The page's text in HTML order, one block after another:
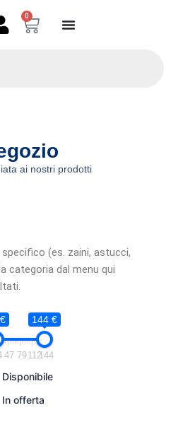
0
Carrello
ai nostri prodotti
(es. zaini, astucci,
categoria dal menu qui
144 €
47 79112144
Disponibile
In offerta